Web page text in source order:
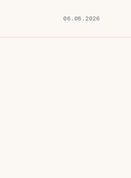
06.08.2026